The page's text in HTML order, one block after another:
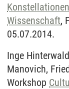
Wissenschaft,
05.07.2014.
Inge
Manovich,
Workshop